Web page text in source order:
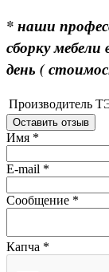
* наши
сборку
день (
Производитель
Оставить отзыв
Имя *
E-mail *
Сообщение *
Капча *